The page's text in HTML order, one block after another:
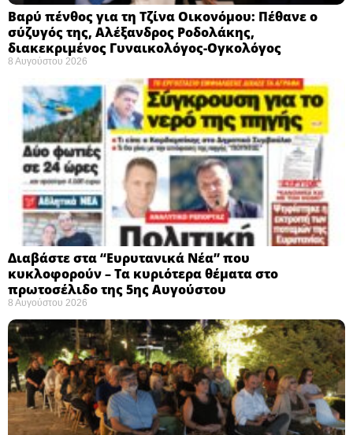
Βαρύ πένθος για τη Τζίνα Οικονόμου: Πέθανε ο
σύζυγός της, Αλέξανδρος Ροδολάκης,
διακεκριμένος Γυναικολόγος-Ογκολόγος
8 Αυγούστου 2026
Διαβάστε στα “Ευρυτανικά Νέα” που
κυκλοφορούν – Τα κυριότερα θέματα στο
πρωτοσέλιδο της 5ης Αυγούστου
8 Αυγούστου 2026